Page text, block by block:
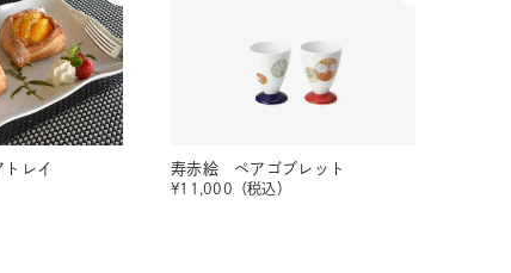
レイ 寿赤絵 ペアゴブレット
¥11,000 （税込）